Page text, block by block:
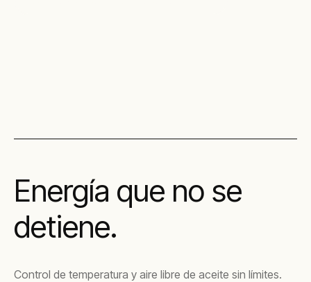
Energía que no se
detiene.
Control de temperatura y aire libre de aceite sin límites.